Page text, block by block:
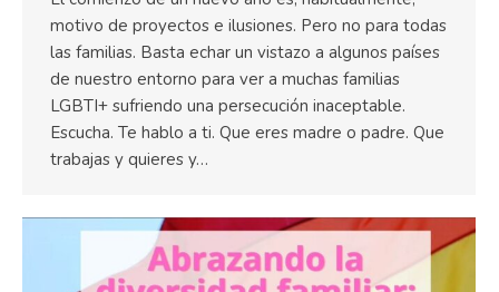
motivo de proyectos e ilusiones. Pero no para todas
las familias. Basta echar un vistazo a algunos países
de nuestro entorno para ver a muchas familias
LGBTI+ sufriendo una persecución inaceptable.
Escucha. Te hablo a ti. Que eres madre o padre. Que
trabajas y quieres y…